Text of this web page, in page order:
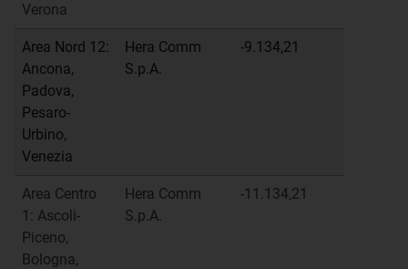
Verona
Area Nord 12:
Ancona,
Padova,
Pesaro-
Urbino,
Venezia
Hera Comm
S.p.A.
-9.134,21
Area Centro
1: Ascoli-
Piceno,
Bologna,
Hera Comm
S.p.A.
-11.134,21